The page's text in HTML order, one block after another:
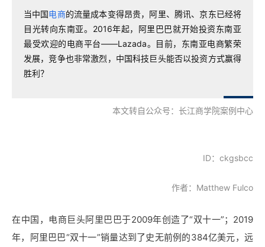
当中国电商的流量成本变得昂贵，阿里、腾讯、京东已经将
目光转向东南亚。2016年起，阿里巴巴就开始投资东南亚
最受欢迎的电商平台——Lazada。目前，东南亚电商繁荣
发展，竞争也非常激烈，中国科技巨头能否以投资方式赢得
胜利？
本文转自公众号：长江商学院案例中心
ID：ckgsbcc
作者：Matthew Fulco
在中国，电商巨头阿里巴巴于2009年创造了“双十一”；2019
年，阿里巴巴“双十一”销量达到了史无前例的384亿美元，远